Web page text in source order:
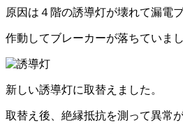
原因は４階の誘導灯が壊れて漏電
作動してブレーカーが落ちていまし
新しい誘導灯に取替えました。
取替え後、絶縁抵抗を測って異常